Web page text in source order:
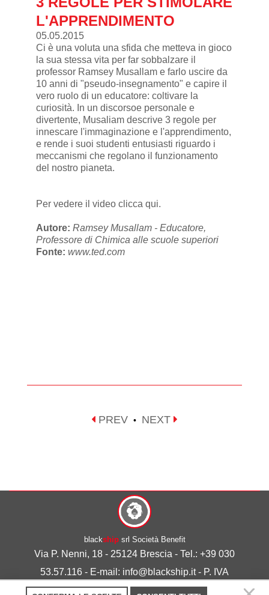
L'APPRENDIMENTO
05.05.2015
Ci è una voluta una sfida che metteva in gioco
la sua stessa vita per far sobbalzare il
professor Ramsey Musallam e farlo uscire da
10 anni di "pseudo-insegnamento" e capire il
vero ruolo di un educatore: coltivare la
curiosità. In un discorsoe personale e
divertente, Musaliam descrive 3 regole per
innescare l'immaginazione e l'apprendimento,
e rende i suoi studenti entusiasti riguardo i
meccanismi che regolano il funzionamento
del nostro pianeta.
Per vedere il video clicca qui.
Autore: Ramsey Musallam - Educatore,
Professore di Chimica alle scuole superiori
Fonte: www.ted.com
PREV • NEXT
blackshipsrl Società Benefit
Via P. Nenni, 18 - 25124 Brescia - Tel.: +39 030
53.57.116 - E-mail: info@blackship.it - P. IVA
03492980986